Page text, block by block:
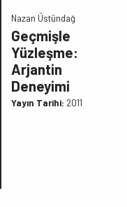
Nazan Üstündağ
Geçmişle
Yüzleşme:
Arjantin
Deneyimi
Yayın Tarihi: 2011